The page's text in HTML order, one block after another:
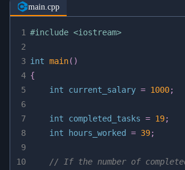
main.cpp
1
2
3
4
5
6
7
8
9
10
#include <iostream>
int main( )
{
int current_salary = 1000;
int completed_tasks = 19;
int hours_worked = 39;
// If the number of